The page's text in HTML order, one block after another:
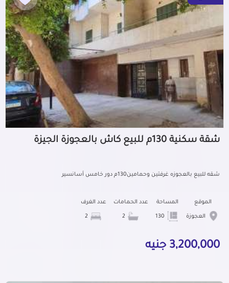
شقة سكنية 130م للبيع كاش بالعجوزة الجيزة
شقه للبيع بالعجوزه غرفتين وحمامين130م دور خامس أسانسير
الموقع
العجوزة
المساحة عدد الحمامات عدد الغرف
3,200,000 جنيه